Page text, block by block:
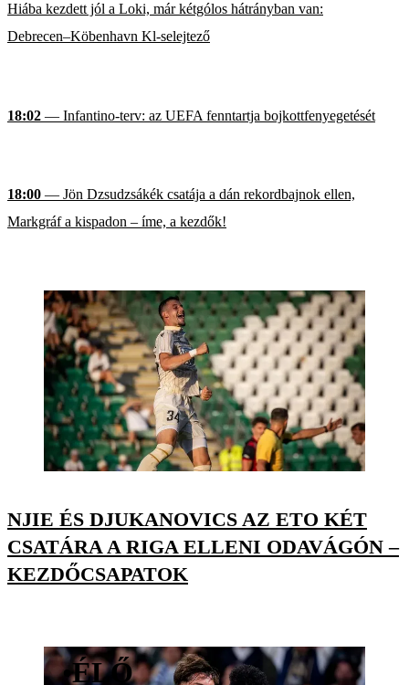
Hiába kezdett jól a Loki, már kétgólos hátrányban van:
Debrecen–Köbenhavn Kl-selejtező
18:02 — Infantino-terv: az UEFA fenntartja bojkottfenyegetését
18:00 — Jön Dzsudzsákék csatája a dán rekordbajnok ellen,
Markgráf a kispadon – íme, a kezdők!
NJIE ÉS DJUKANOVICS AZ ETO KÉT
CSATÁRA A RIGA ELLENI ODAVÁGÓN –
KEZDŐCSAPATOK
•ÉLŐ